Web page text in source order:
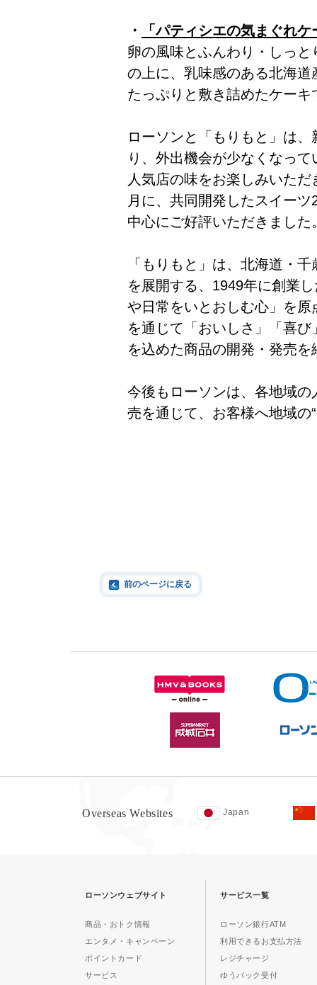
・
「パティシエの気まぐれ
卵の風味とふんわり・しっ
の上に、乳味感のある北海道
たっぷりと敷き詰めたケーキ
ローソンと「もりもと」は
り、外出機会が少なくなっ
人気店の味をお楽しみいた
月に、共同開発したスイー
中心にご好評いただきました
「もりもと」は、北海道・
を展開する、1949年に創業
や日常をいとおしむ心」を
を通じて「おいしさ」「喜
を込めた商品の開発・発売を
今後もローソンは、各地域
売を通じて、お客様へ地域の
前のページに戻る
Overseas Websites Japan
ローソンウェブサイト
商品・おトク情報
エンタメ・キャンペーン
ポイントカード
サービス
サービス一覧
ローソン銀行ATM
利用できるお支払方法
レジチャージ
ゆうパック受付